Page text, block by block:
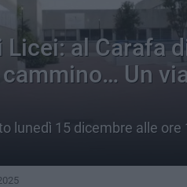
Licei: al Carafa
Un
lunedì 15 dicembre alle